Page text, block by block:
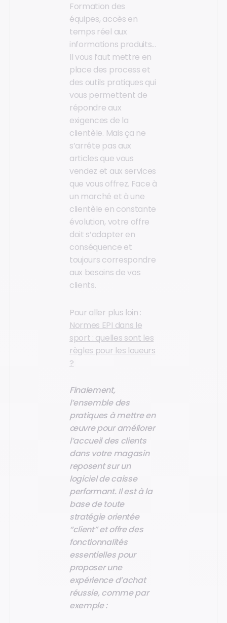
Formation des
équipes, accès en
temps réel aux
informations produits…
Il vous faut mettre en
place des process et
des outils pratiques qui
vous permettent de
répondre aux
exigences de la
clientèle. Mais ça ne
s’arrête pas aux
articles que vous
vendez et aux services
que vous offrez. Face à
un marché et à une
clientèle en constante
évolution, votre offre
doit s’adapter en
conséquence et
toujours correspondre
aux besoins de vos
clients.
Pour aller plus loin :
Normes EPI dans le
sport : quelles sont les
règles pour les loueurs
?
Finalement,
l’ensemble des
pratiques à mettre en
œuvre pour améliorer
l’accueil des clients
dans votre magasin
reposent sur un
logiciel de caisse
performant. Il est à la
base de toute
stratégie orientée
“client” et offre des
fonctionnalités
essentielles pour
proposer une
expérience d’achat
réussie, comme par
exemple :